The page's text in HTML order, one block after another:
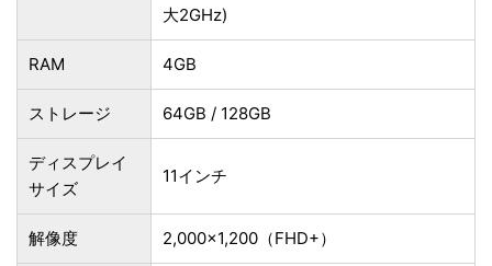
大2GHz)
RAM 4GB
ストレージ 64GB / 128GB
ディスプレイ
サイズ
11インチ
解像度 2,000×1,200（FHD+）